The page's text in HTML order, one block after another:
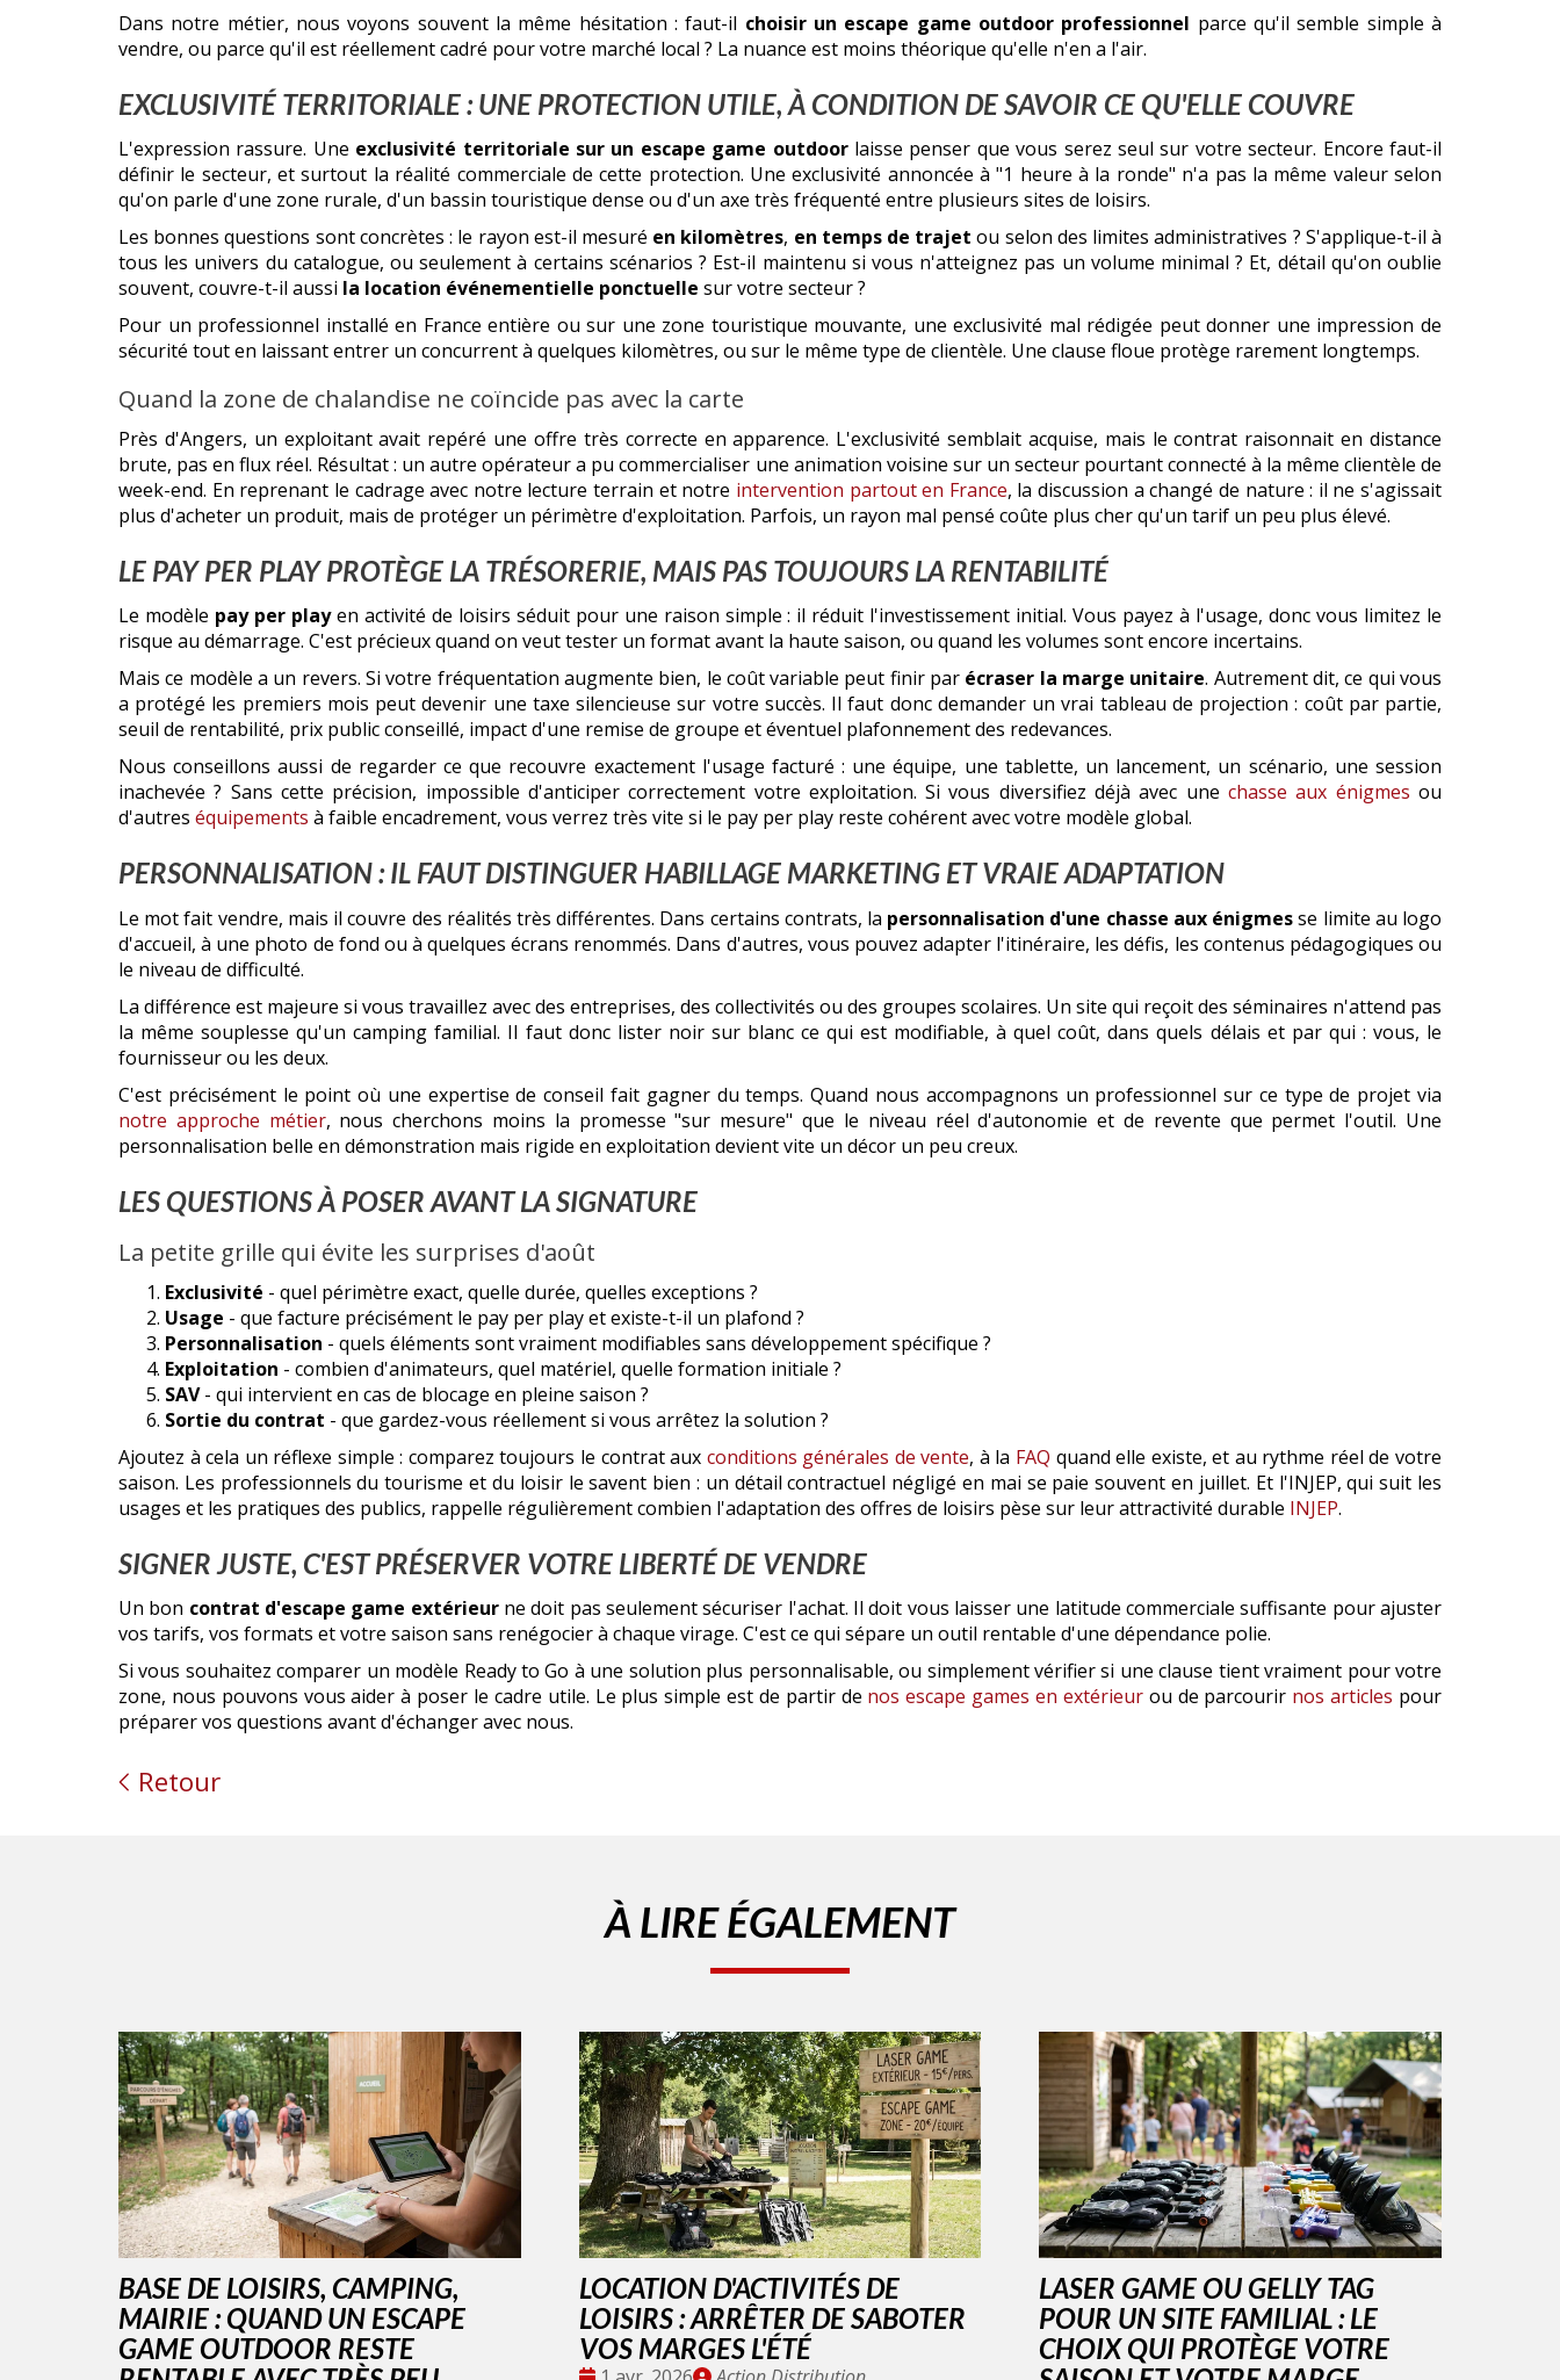
Dans notre métier, nous voyons souvent la même hésitation : faut-il choisir un escape game outdoor professionnel parce qu'il semble simple à
vendre, ou parce qu'il est réellement cadré pour votre marché local ? La nuance est moins théorique qu'elle n'en a l'air.
EXCLUSIVITÉ TERRITORIALE : UNE PROTECTION UTILE, À CONDITION DE SAVOIR CE QU'ELLE COUVRE
L'expression rassure. Une exclusivité territoriale sur un escape game outdoorlaisse penser que vous serez seul sur votre secteur. Encore faut-il
définir le secteur, et surtout la réalité commerciale de cette protection. Une exclusivité annoncée à "1 heure à la ronde" n'a pas la même valeur selon
qu'on parle d'une zone rurale, d'un bassin touristique dense ou d'un axe très fréquenté entre plusieurs sites de loisirs.
Les bonnes questions sont concrètes : le rayon est-il mesuré en kilomètres, en temps de trajet ou selon des limites administratives ? S'applique-t-il à
tous les univers du catalogue, ou seulement à certains scénarios ? Est-il maintenu si vous n'atteignez pas un volume minimal ? Et, détail qu'on oublie
souvent, couvre-t-il aussi la location événementielle ponctuelle sur votre secteur ?
Pour un professionnel installé en France entière ou sur une zone touristique mouvante, une exclusivité mal rédigée peut donner une impression de
sécurité tout en laissant entrer un concurrent à quelques kilomètres, ou sur le même type de clientèle. Une clause floue protège rarement longtemps.
Quand la zone de chalandise ne coïncide pas avec la carte
Près d'Angers, un exploitant avait repéré une offre très correcte en apparence. L'exclusivité semblait acquise, mais le contrat raisonnait en distance
brute, pas en flux réel. Résultat : un autre opérateur a pu commercialiser une animation voisine sur un secteur pourtant connecté à la même clientèle de
week-end. En reprenant le cadrage avec notre lecture terrain et notre intervention partout en France, la discussion a changé de nature : il ne s'agissait
plus d'acheter un produit, mais de protéger un périmètre d'exploitation. Parfois, un rayon mal pensé coûte plus cher qu'un tarif un peu plus élevé.
LE PAY PER PLAY PROTÈGE LA TRÉSORERIE, MAIS PAS TOUJOURS LA RENTABILITÉ
Le modèle pay per playen activité de loisirs séduit pour une raison simple : il réduit l'investissement initial. Vous payez à l'usage, donc vous limitez le
risque au démarrage. C'est précieux quand on veut tester un format avant la haute saison, ou quand les volumes sont encore incertains.
Mais ce modèle a un revers. Si votre fréquentation augmente bien, le coût variable peut finir par écraser la marge unitaire. Autrement dit, ce qui vous
a protégé les premiers mois peut devenir une taxe silencieuse sur votre succès. Il faut donc demander un vrai tableau de projection : coût par partie,
seuil de rentabilité, prix public conseillé, impact d'une remise de groupe et éventuel plafonnement des redevances.
Nous conseillons aussi de regarder ce que recouvre exactement l'usage facturé : une équipe, une tablette, un lancement, un scénario, une session
inachevée ? Sans cette précision, impossible d'anticiper correctement votre exploitation. Si vous diversifiez déjà avec unechasse aux énigmes ou
d'autres équipements à faible encadrement, vous verrez très vite si le pay per play reste cohérent avec votre modèle global.
PERSONNALISATION : IL FAUT DISTINGUER HABILLAGE MARKETING ET VRAIE ADAPTATION
Le mot fait vendre, mais il couvre des réalités très différentes. Dans certains contrats, la personnalisation d'une chasse aux énigmesse limite au logo
d'accueil, à une photo de fond ou à quelques écrans renommés. Dans d'autres, vous pouvez adapter l'itinéraire, les défis, les contenus pédagogiques ou
le niveau de difficulté.
La différence est majeure si vous travaillez avec des entreprises, des collectivités ou des groupes scolaires. Un site qui reçoit des séminaires n'attend pas
la même souplesse qu'un camping familial. Il faut donc lister noir sur blanc ce qui est modifiable, à quel coût, dans quels délais et par qui : vous, le
fournisseur ou les deux.
C'est précisément le point où une expertise de conseil fait gagner du temps. Quand nous accompagnons un professionnel sur ce type de projet via
notre approche métier, nous cherchons moins la promesse "sur mesure" que le niveau réel d'autonomie et de revente que permet l'outil. Une
personnalisation belle en démonstration mais rigide en exploitation devient vite un décor un peu creux.
LES QUESTIONS À POSER AVANT LA SIGNATURE
La petite grille qui évite les surprises d'août
Exclusivité - quel périmètre exact, quelle durée, quelles exceptions ?
Usage - que facture précisément le pay per play et existe-t-il un plafond ?
Personnalisation - quels éléments sont vraiment modifiables sans développement spécifique ?
Exploitation - combien d'animateurs, quel matériel, quelle formation initiale ?
SAV- qui intervient en cas de blocage en pleine saison ?
Sortie du contrat - que gardez-vous réellement si vous arrêtez la solution ?
Ajoutez à cela un réflexe simple : comparez toujours le contrat aux conditions générales de vente, à la FAQ quand elle existe, et au rythme réel de votre
saison. Les professionnels du tourisme et du loisir le savent bien : un détail contractuel négligé en mai se paie souvent en juillet. Et l'INJEP, qui suit les
usages et les pratiques des publics, rappelle régulièrement combien l'adaptation des offres de loisirs pèse sur leur attractivité durable INJEP.
SIGNER JUSTE, C'EST PRÉSERVER VOTRE LIBERTÉ DE VENDRE
Un bon contrat d'escape game extérieurne doit pas seulement sécuriser l'achat. Il doit vous laisser une latitude commerciale suffisante pour ajuster
vos tarifs, vos formats et votre saison sans renégocier à chaque virage. C'est ce qui sépare un outil rentable d'une dépendance polie.
Si vous souhaitez comparer un modèle Ready to Go à une solution plus personnalisable, ou simplement vérifier si une clause tient vraiment pour votre
zone, nous pouvons vous aider à poser le cadre utile. Le plus simple est de partir de nos escape games en extérieurou de parcourir nos articles pour
préparer vos questions avant d'échanger avec nous.
Retour
À LIRE ÉGALEMENT
BASE DE LOISIRS, CAMPING,
MAIRIE : QUAND UN ESCAPE
GAME OUTDOOR RESTE
LOCATION D'ACTIVITÉS DE
LOISIRS : ARRÊTER DE SABOTER
VOS MARGES L'ÉTÉ
LASER GAME OU GELLY TAG
POUR UN SITE FAMILIAL : LE
CHOIX QUI PROTÈGE VOTRE